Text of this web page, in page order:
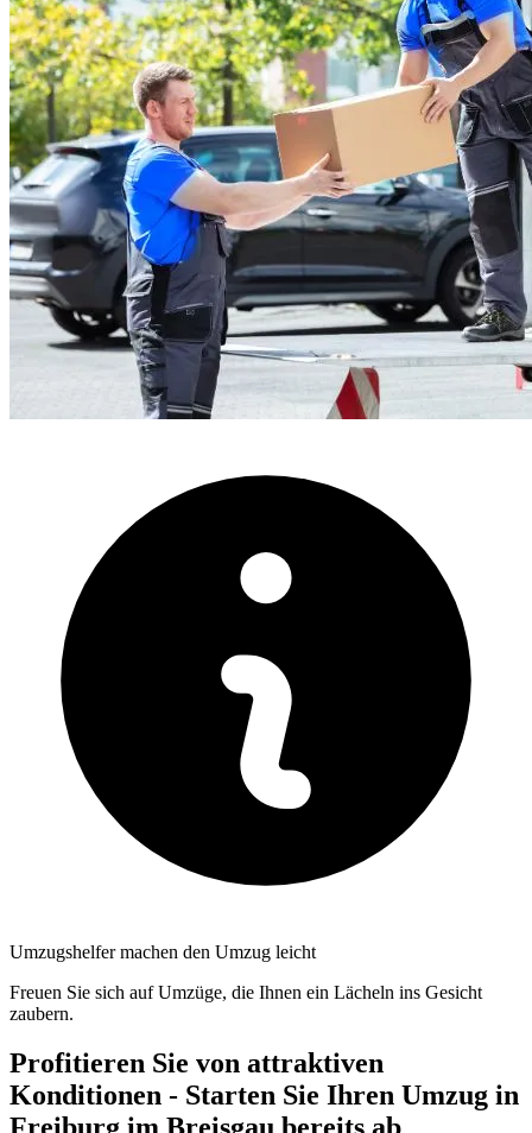
Umzugshelfer machen den Umzug leicht
Freuen Sie sich auf Umzüge, die Ihnen ein Lächeln ins Gesicht
zaubern.
Profitieren Sie von attraktiven
Konditionen - Starten Sie Ihren Umzug in